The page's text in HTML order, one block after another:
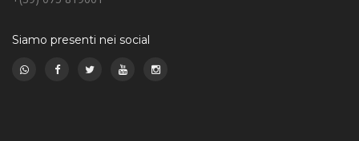
Siamo presenti nei social